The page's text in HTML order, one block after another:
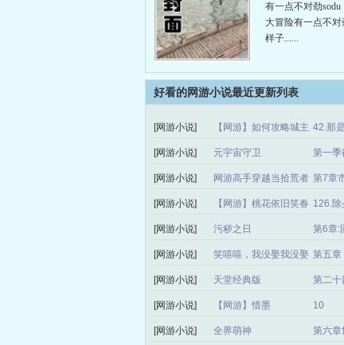
有一点不对劲sodu
大冒险有一点不
样子......
好看的网游小说最近更新列表
[网游小说]
【网游】如何攻略城主
大神
42.那
[网游小说] 元宇宙守卫 第一季
[网游小说] 网游高手穿越当拾荒者 第7章
[网游小说]
【网游】桃花依旧笑春
风
126.除
[网游小说] 污秽之日 第6章:
[网游小说] 笑嘻嘻，我没娶我没娶 第五章
[网游小说] 天堂经典版 第二十
[网游小说] 【网游】惜墨 10
[网游小说] 全界萌神 第六章